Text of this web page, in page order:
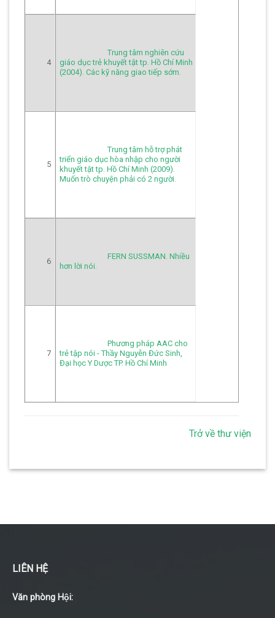
4
Trung tâm nghiên cứu
giáo dục trẻ khuyết tật tp. Hồ Chí Minh
(2004). Các kỹ năng giao tiếp sớm.
5
Trung tâm hỗ trợ phát
triển giáo dục hòa nhập cho người
khuyết tật tp. Hồ Chí Minh (2009).
Muốn trò chuyện phải có 2 người.
6
FERN SUSSMAN. Nhiều
hơn lời nói.
7
Phương pháp AAC cho
trẻ tập nói - Thầy Nguyễn Đức Sinh,
Đại học Y Dược TP. Hồ Chí Minh
Trở về thư viện
LIÊN HỆ
Văn phòng Hội: